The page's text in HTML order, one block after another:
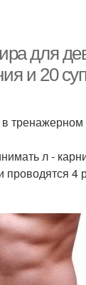
для
и 20
л -
4